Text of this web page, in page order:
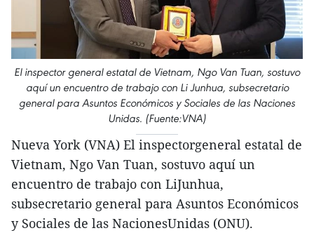
El inspector general estatal de Vietnam, Ngo Van Tuan, sostuvo
aquí un encuentro de trabajo con Li Junhua, subsecretario
general para Asuntos Económicos y Sociales de las Naciones
Unidas. (Fuente:VNA)
Nueva York (VNA) El inspectorgeneral estatal de
Vietnam, Ngo Van Tuan, sostuvo aquí un
encuentro de trabajo con LiJunhua,
subsecretario general para Asuntos Económicos
y Sociales de las NacionesUnidas (ONU).